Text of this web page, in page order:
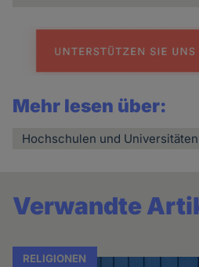
Mehr lesen über:
Hochschulen und Universitäten
Verwandte
RELIGIONEN